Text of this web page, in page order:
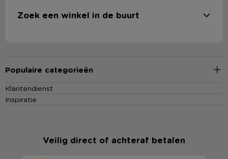
Zoek een winkel in de buurt
Populaire categorieën
Klantendienst
Inspiratie
Veilig direct of achteraf betalen